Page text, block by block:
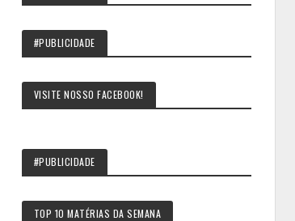
#PUBLICIDADE
VISITE NOSSO FACEBOOK!
#PUBLICIDADE
TOP 10 MATÉRIAS DA SEMANA